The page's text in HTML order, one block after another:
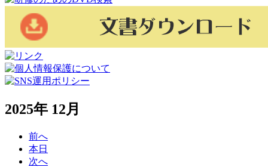
2025年 12月
前へ
本日
次へ